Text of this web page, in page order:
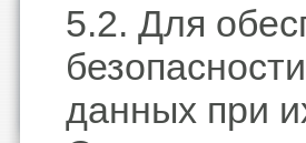
5.2. Для
данных при